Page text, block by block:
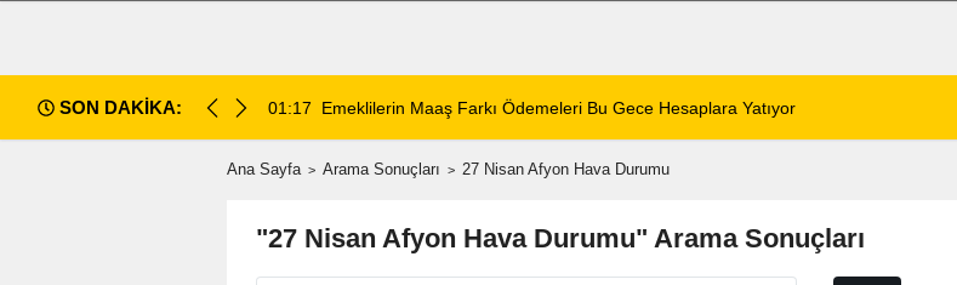
SON DAKİKA:
Hesaplara Yatıyor 01:01 Afyonspor için birlik çağrısı Zafer Meydanı'nda yükseldi
Ana Sayfa Arama Sonuçları 27 Nisan Afyon Hava Durumu
"27 Nisan Afyon Hava Durumu" Arama Sonuçları